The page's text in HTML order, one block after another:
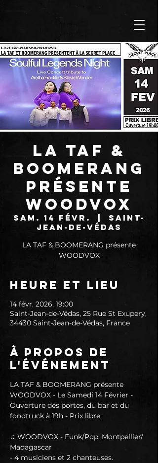
LA TAF &
BOOMERANG
présente
WOODVOX
sam. 14 févr.
Saint-
Jean-de-Védas
LA TAF & BOOMERANG présente
WOODVOX
Heure et lieu
14 févr. 2026, 19:00
Saint-Jean-de-Védas, 25 Rue St Exupery,
34430 Saint-Jean-de-Védas, France
À propos de
l'événement
LA TAF & BOOMERANG présente
WOODVOX - Le Samedi 14 Février -
Ouverture des portes, du bar et du
foodtruck à 19h - Prix libre
♫ WOODVOX - Funk/Pop, Montpellier/
Madagascar
- 4 musiciens et 2 chanteuses.